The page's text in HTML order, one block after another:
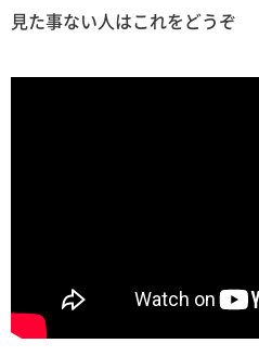
見た事ない人はこれをどうぞ